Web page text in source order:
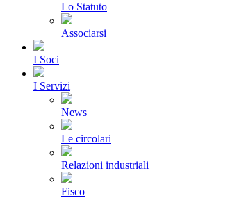
Lo Statuto
Associarsi
I Soci
I Servizi
News
Le circolari
Relazioni industriali
Fisco